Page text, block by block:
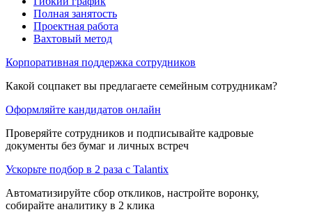
Полная занятость
Проектная работа
Вахтовый метод
Корпоративная поддержка сотрудников
Какой соцпакет вы предлагаете семейным сотрудникам?
Оформляйте кандидатов онлайн
Проверяйте сотрудников и подписывайте кадровые
документы без бумаг и личных встреч
Ускорьте подбор в 2 раза с Talantix
Автоматизируйте сбор откликов, настройте воронку,
собирайте аналитику в 2 клика